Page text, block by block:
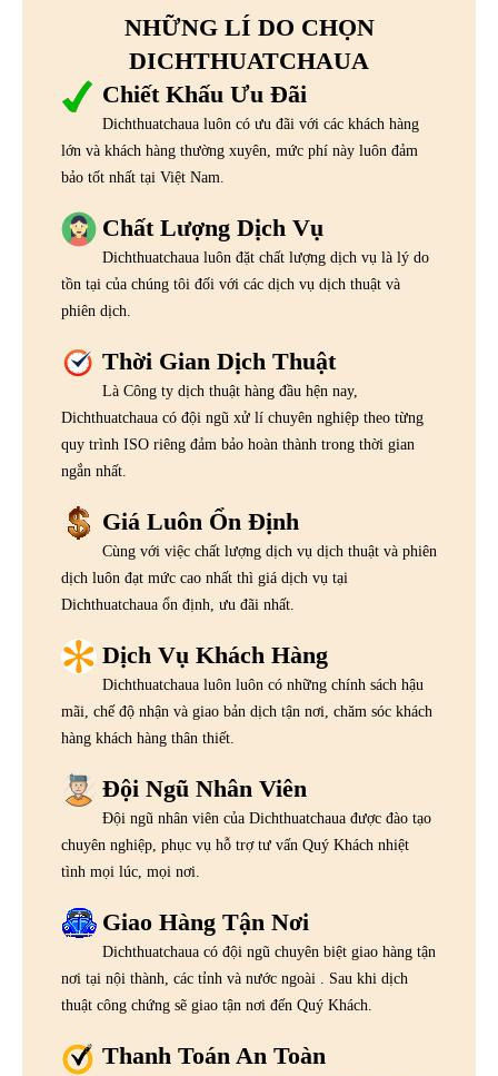
NHỮNG LÍ DO CHỌN
DICHTHUATCHAUA
Chiết Khấu Ưu Đãi
Dichthuatchaua luôn có ưu đãi với các khách hàng
lớn và khách hàng thường xuyên, mức phí này luôn đảm
bảo tốt nhất tại Việt Nam.
Chất Lượng Dịch Vụ
Dichthuatchaua luôn đặt chất lượng dịch vụ là lý do
tồn tại của chúng tôi đối với các dịch vụ dịch thuật và
phiên dịch.
Thời Gian Dịch Thuật
Là Công ty dịch thuật hàng đầu hện nay,
Dichthuatchaua có đội ngũ xử lí chuyên nghiệp theo từng
quy trình ISO riêng đảm bảo hoàn thành trong thời gian
ngắn nhất.
Giá Luôn Ổn Định
Cùng với việc chất lượng dịch vụ dịch thuật và phiên
dịch luôn đạt mức cao nhất thì giá dịch vụ tại
Dichthuatchaua ổn định, ưu đãi nhất.
Dịch Vụ Khách Hàng
Dichthuatchaua luôn luôn có những chính sách hậu
mãi, chế độ nhận và giao bản dịch tận nơi, chăm sóc khách
hàng khách hàng thân thiết.
Đội Ngũ Nhân Viên
Đội ngũ nhân viên của Dichthuatchaua được đào tạo
chuyên nghiệp, phục vụ hỗ trợ tư vấn Quý Khách nhiệt
tình mọi lúc, mọi nơi.
Giao Hàng Tận Nơi
Dichthuatchaua có đội ngũ chuyên biệt giao hàng tận
nơi tại nội thành, các tỉnh và nước ngoài . Sau khi dịch
thuật công chứng sẽ giao tận nơi đến Quý Khách.
Thanh Toán An Toàn